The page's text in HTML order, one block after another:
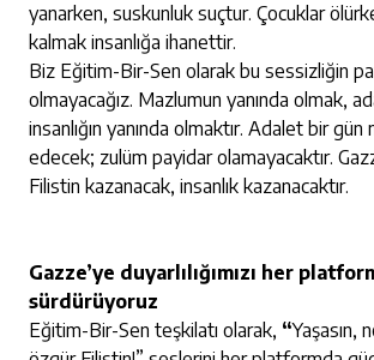
yanarken, suskunluk suçtur. Çocuklar
kalmak insanlığa ihanettir.
Biz Eğitim-Bir-Sen olarak bu sessizliğin
olmayacağız. Mazlumun yanında olmak,
insanlığın yanında olmaktır. Adalet bir
edecek; zulüm payidar olamayacaktır.
Filistin kazanacak, insanlık kazanacaktır.
Gazze’ye duyarlılığımızı her
sürdürüyoruz
Eğitim-Bir-Sen teşkilatı olarak, “Yaşasın,